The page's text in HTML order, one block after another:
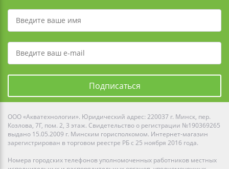
Подписаться
ООО «Акватехнологии». Юридический адрес: 220037 г. Минск, пер.
Козлова, 7Г, пом. 2, 3 этаж. Свидетельство о регистрации №190369265
выдано 15.05.2009 г. Минским горисполкомом. Интернет-магазин
зарегистрирован в торговом реестре РБ с 25 ноября 2016 года.
Номера городских телефонов уполномоченных работников местных